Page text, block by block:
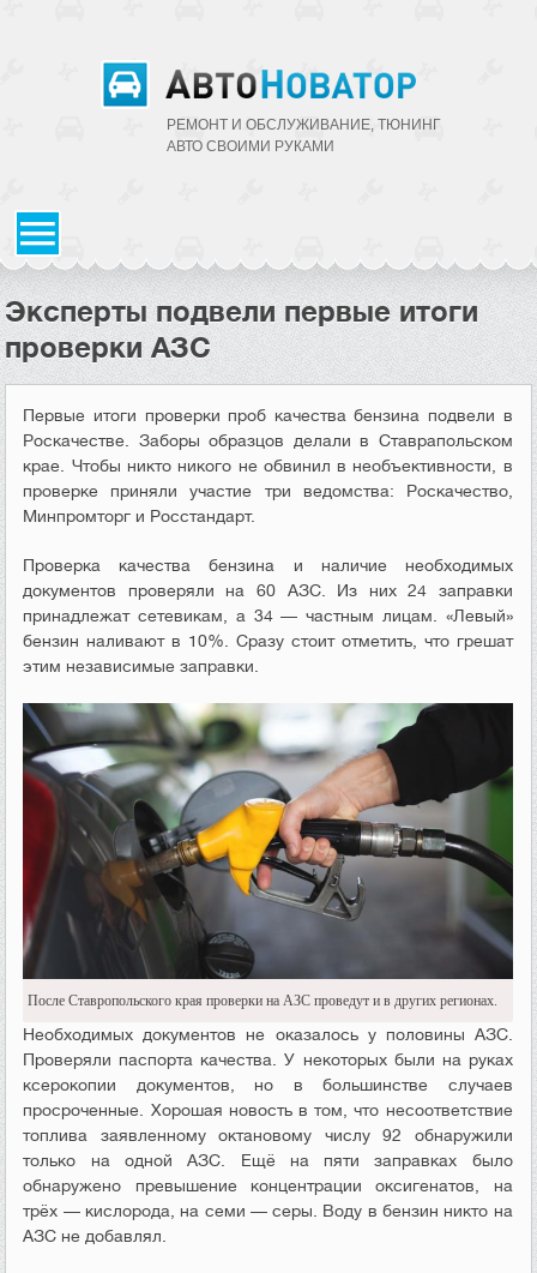
РЕМОНТ И ОБСЛУЖИВАНИЕ, ТЮНИНГ
АВТО CВОИМИ РУКАМИ
Эксперты подвели первые итоги
проверки АЗС
Первые итоги проверки проб качества бензина подвели в
Роскачестве. Заборы образцов делали в Ставрапольском
крае. Чтобы никто никого не обвинил в необъективности, в
проверке приняли участие три ведомства: Роскачество,
Минпромторг и Росстандарт.
Проверка качества бензина и наличие необходимых
документов проверяли на 60 АЗС. Из них 24 заправки
принадлежат сетевикам, а 34 — частным лицам. «Левый»
бензин наливают в 10%. Сразу стоит отметить, что грешат
этим независимые заправки.
После Ставропольского края проверки на АЗС проведут и в других регионах.
Необходимых документов не оказалось у половины АЗС.
Проверяли паспорта качества. У некоторых были на руках
ксерокопии документов, но в большинстве случаев
просроченные. Хорошая новость в том, что несоответствие
топлива заявленному октановому числу 92 обнаружили
только на одной АЗС. Ещё на пяти заправках было
обнаружено превышение концентрации оксигенатов, на
трёх — кислорода, на семи — серы. Воду в бензин никто на
АЗС не добавлял.